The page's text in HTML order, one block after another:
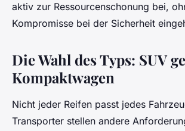
aktiv zur Ressourcenschonung bei,
Kompromisse bei der Sicherheit
Die Wahl des Typs: SUV
Kompaktwagen
Nicht jeder Reifen passt jedes
Transporter stellen andere